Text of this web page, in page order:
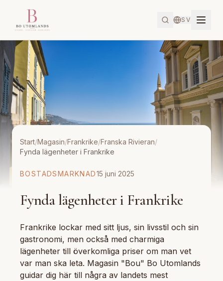
SV
Start/Magasin/Frankrike/Franska Rivieran/
Fynda lägenheter i Frankrike
BOSTADSMARKNAD15 juni 2025
Fynda lägenheter i Frankrike
Frankrike lockar med sitt ljus, sin livsstil och sin
gastronomi, men också med charmiga
lägenheter till överkomliga priser om man vet
var man ska leta. Magasin "Bou" Bo Utomlands
guidar dig här till några av landets mest